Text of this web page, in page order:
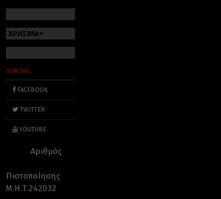
ΧΡΗΣΙΜΑ
SOCIAL
FACEBOOK
TWITTER
YOUTUBE
Αριθμός
Πιστοποίησης
Μ.Η.Τ.242032